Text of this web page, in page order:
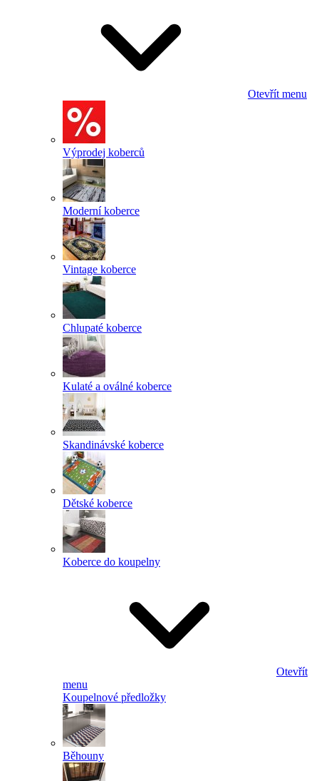
Otevřít menu
Výprodej koberců
Moderní koberce
Vintage koberce
Chlupaté koberce
Kulaté a oválné koberce
Skandinávské koberce
Dětské koberce
Koberce do koupelny
Otevřít
menu
Koupelnové předložky
Běhouny